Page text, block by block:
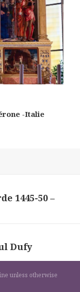
-Italie
1445-50 –
Dufy
unless otherwise